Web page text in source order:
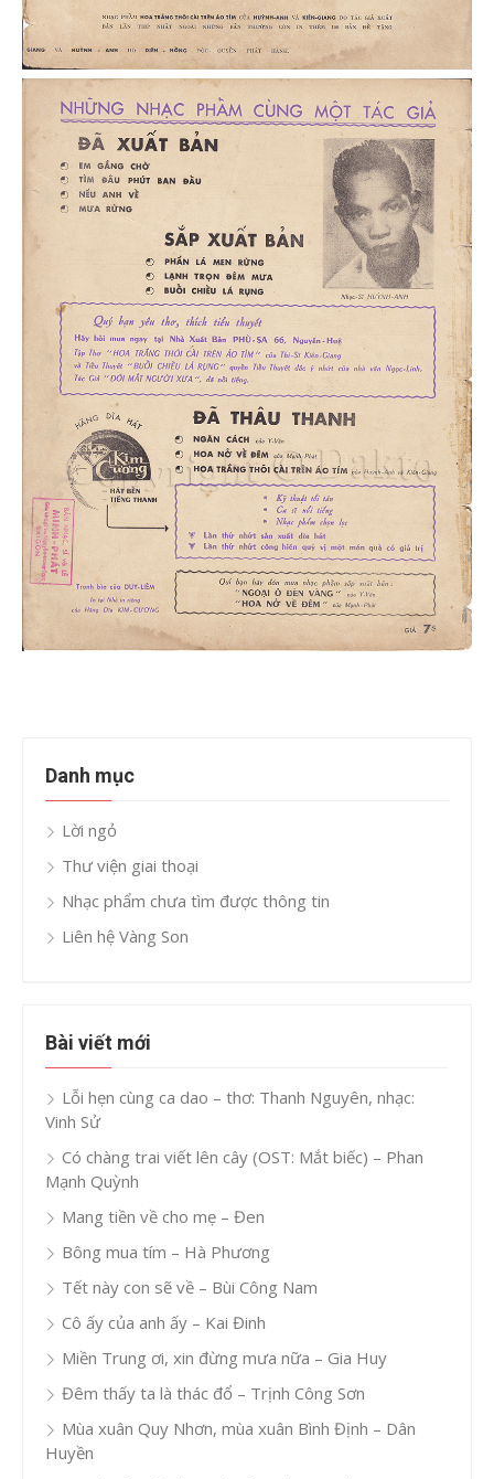
Danh mục
Lời ngỏ
Thư viện giai thoại
Nhạc phẩm chưa tìm được thông tin
Liên hệ Vàng Son
Bài viết mới
Lỗi hẹn cùng ca dao – thơ: Thanh Nguyên, nhạc:
Vinh Sử
Có chàng trai viết lên cây (OST: Mắt biếc) – Phan
Mạnh Quỳnh
Mang tiền về cho mẹ – Đen
Bông mua tím – Hà Phương
Tết này con sẽ về – Bùi Công Nam
Cô ấy của anh ấy – Kai Đinh
Miền Trung ơi, xin đừng mưa nữa – Gia Huy
Đêm thấy ta là thác đổ – Trịnh Công Sơn
Mùa xuân Quy Nhơn, mùa xuân Bình Định – Dân
Huyền